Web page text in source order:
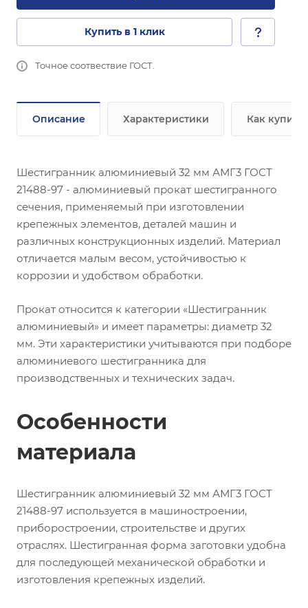
Купить в 1 клик
Точное соотвествие ГОСТ.
Описание Характеристики Как купить
Шестигранник алюминиевый 32 мм АМГ3 ГОСТ
21488-97 - алюминиевый прокат шестигранного
сечения, применяемый при изготовлении
крепежных элементов, деталей машин и
различных конструкционных изделий. Материал
отличается малым весом, устойчивостью к
коррозии и удобством обработки.
Прокат относится к категории «Шестигранник
алюминиевый» и имеет параметры: диаметр 32
мм. Эти характеристики учитываются при подборе
алюминиевого шестигранника для
производственных и технических задач.
Особенности
материала
Шестигранник алюминиевый 32 мм АМГ3 ГОСТ
21488-97 используется в машиностроении,
приборостроении, строительстве и других
отраслях. Шестигранная форма заготовки удобна
для последующей механической обработки и
изготовления крепежных изделий.